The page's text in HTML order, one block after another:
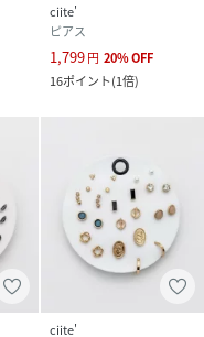
ciite'
ピアス
1,799円 20%OFF
16ポイント(1倍)
ciite'